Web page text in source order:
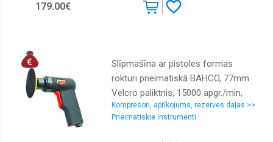
179.00€
Slīpmašīna ar pistoles formas
rokturi pneimatiskā BAHCO, 77mm
Velcro paliktnis, 15000 apgr./min,
250W
Kompresori, aprīkojums, rezerves daļas >>
Pneimatiskie instrumenti